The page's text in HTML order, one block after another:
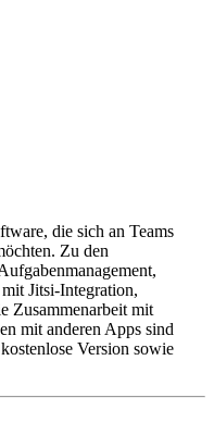
die sich an Teams
Zu den
Jitsi-Integration,
Zusammenarbeit mit
mit anderen Apps sind
Version sowie